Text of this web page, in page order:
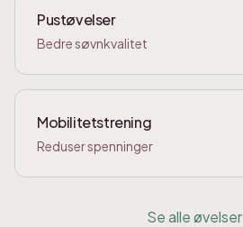
Pustøvelser
Bedre søvnkvalitet
Mobilitetstrening
Reduser spenninger
Se alle øvelser